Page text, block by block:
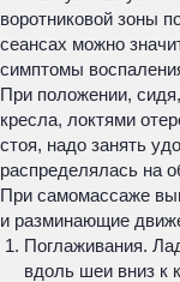
воротниковой зоны
сеансах можно
симптомы
При положении,
кресла, локтями
стоя, надо занять
распределялась на
При самомассаже
и разминающие
Поглаживания.
вдоль шеи вниз к